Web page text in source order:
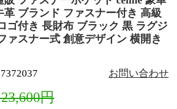
革 ブランド ファスナー付き 高級
ゴ付き 長財布 ブラック 黒 ラグジ
ァスナー式 創意デザイン 横開き
お問い合わせ
円